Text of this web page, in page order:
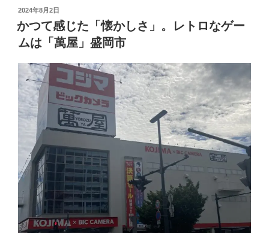
と
抜
け
干
し、
薫
そ
ば」
た
ら
ふ
投
稿
日:
2024年8月2日
かつて感じた「懐かしさ」。レトロなゲー
ムは「萬屋」盛岡市